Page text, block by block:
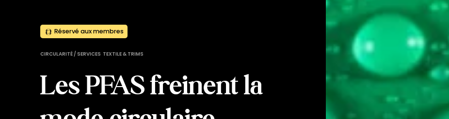
Réservé aux membres
CIRCULARITÉ / SERVICES TEXTILE & TRIMS
Les PFAS freinent la